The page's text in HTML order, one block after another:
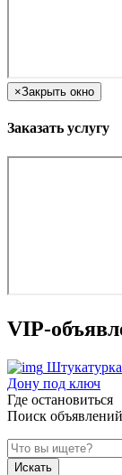
×Закрыть окно
Заказать услугу
VIP-
Дону под ключ
Где остановиться
Поиск объявлений
Искать